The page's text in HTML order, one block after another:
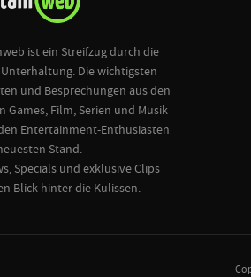
ist ein Streifzug durch die
Die wichtigsten
und Besprechungen aus den
Games, Film, Serien und Musik
Entertainment-Enthusiasten
Stand.
Specials und exklusive Clips
Blick hinter die Kulissen.